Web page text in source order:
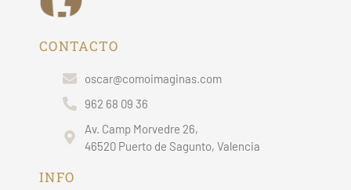
CONTACTO
oscar@comoimaginas.com
962 68 09 36
Av. Camp Morvedre 26,
46520 Puerto de Sagunto, Valencia
INFO